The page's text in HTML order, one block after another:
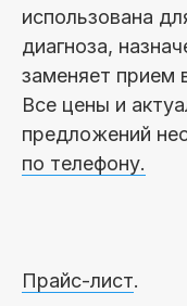
использована
диагноза,
заменяет прием
Все цены и
предложений
по телефону.
Прайс-лист.